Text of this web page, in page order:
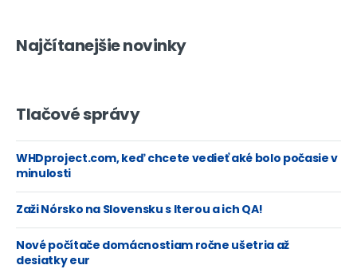
Najčítanejšie novinky
Tlačové správy
WHDproject.com, keď chcete vedieť aké bolo počasie v
minulosti
Zaži Nórsko na Slovensku s Iterou a ich QA!
Nové počítače domácnostiam ročne ušetria až
desiatky eur